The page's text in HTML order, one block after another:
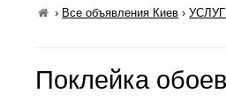
› Все объявления Киев ›
Поклейка